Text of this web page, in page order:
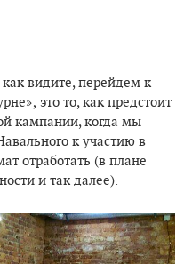
видите, перейдем к
это то, как предстоит
кампании, когда мы
к участию в
отработать (в плане
и так далее).